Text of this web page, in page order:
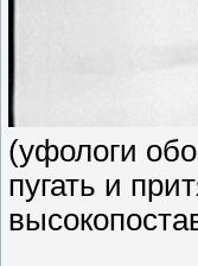
(уфологи
пугать и